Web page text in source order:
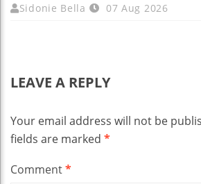
Sidonie Bella 07 Aug 2026
LEAVE A REPLY
Your email address will not be
fields are marked *
Comment*